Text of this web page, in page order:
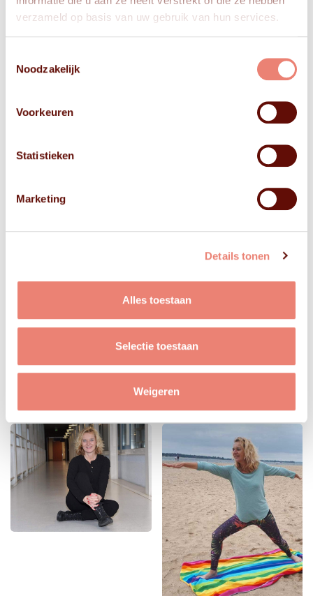
verzameld op basis van uw gebruik van hun services.
Noodzakelijk
Voorkeuren
Statistieken
Marketing
Details tonen
Alles toestaan
Selectie toestaan
Weigeren